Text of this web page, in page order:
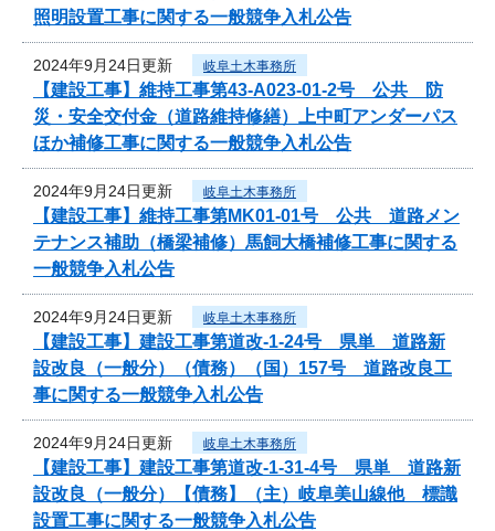
照明設置工事に関する一般競争入札公告
2024年9月24日更新 岐阜土木事務所
【建設工事】維持工事第43-A023-01-2号 公共 防
災・安全交付金（道路維持修繕）上中町アンダーパス
ほか補修工事に関する一般競争入札公告
2024年9月24日更新 岐阜土木事務所
【建設工事】維持工事第MK01-01号 公共 道路メン
テナンス補助（橋梁補修）馬飼大橋補修工事に関する
一般競争入札公告
2024年9月24日更新 岐阜土木事務所
【建設工事】建設工事第道改-1-24号 県単 道路新
設改良（一般分）（債務）（国）157号 道路改良工
事に関する一般競争入札公告
2024年9月24日更新 岐阜土木事務所
【建設工事】建設工事第道改-1-31-4号 県単 道路新
設改良（一般分）【債務】（主）岐阜美山線他 標識
設置工事に関する一般競争入札公告